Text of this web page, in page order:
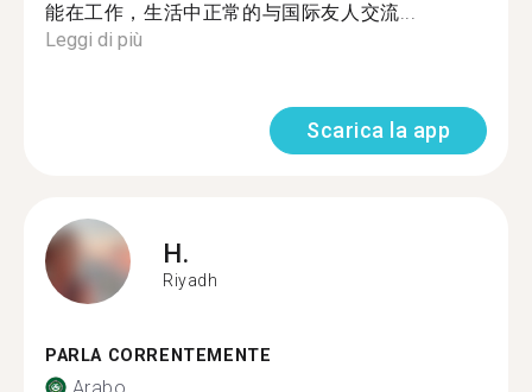
能在工作，生活中正常的与国际友人交流...
Leggi di più
Scarica la app
H.
Riyadh
PARLA CORRENTEMENTE
Arabo